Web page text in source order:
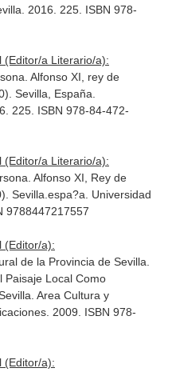
2016. 225. ISBN 978-
a Literario/a):
Alfonso XI, rey de
Sevilla, España.
225. ISBN 978-84-472-
a Literario/a):
Alfonso XI, Rey de
Sevilla.espa?a. Universidad
9788447217557
(Editor/a):
de la Provincia de Sevilla.
Paisaje Local Como
Area Cultura y
2009. ISBN 978-
(Editor/a):